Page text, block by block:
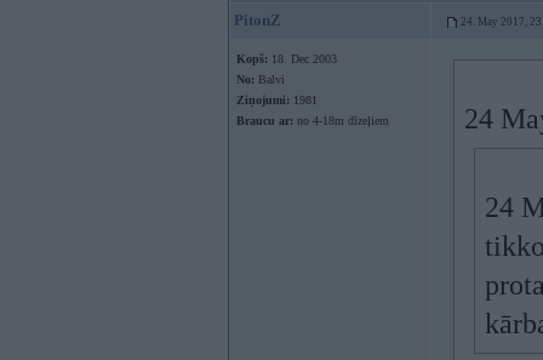
PitonZ 24. May 2017,
Kopš: 18. Dec 2003
No: Balvi
Ziņojumi: 1981
Braucu ar: no 4-18m dīzeļiem 24
24